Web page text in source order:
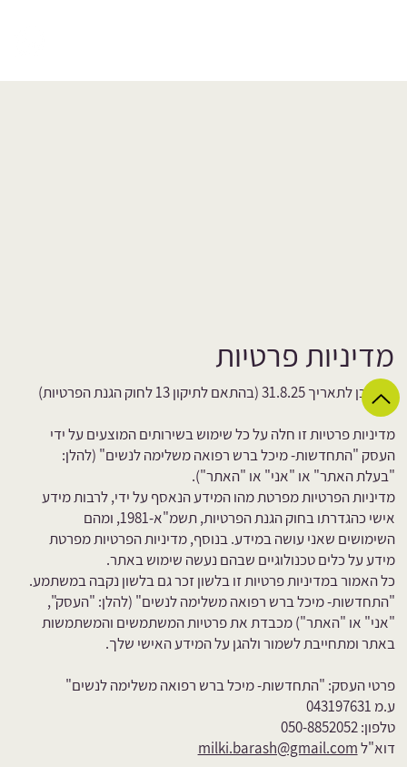
מדיניות פרטיות
מעודכן לתאריך 31.8.25 (בהתאם לתיקון 13 לחוק הגנת הפרטיות)
מדיניות פרטיות זו חלה על כל שימוש בשירותים המוצעים על ידי
העסק "התחדשות- מיכל ברש רפואה משלימה לנשים" (להלן:
"בעלת האתר" או "אני" או "האתר").
מדיניות הפרטיות מפרטת מהו המידע הנאסף על ידי, לרבות מידע
אישי כהגדרתו בחוק הגנת הפרטיות, תשמ"א-1981, ומהם
השימושים שאני עושה במידע. בנוסף, מדיניות הפרטיות מפרטת
מידע על כלים טכנולוגיים שבהם נעשה שימוש באתר.
כל האמור במדיניות פרטיות זו בלשון זכר גם בלשון נקבה במשתמע.
"התחדשות- מיכל ברש רפואה משלימה לנשים" (להלן: "העסק",
"אני" או "האתר") מכבדת את פרטיות המשתמשים והמשתמשות
באתר ומתחייבת לשמור ולהגן על המידע האישי שלך.
פרטי העסק: "התחדשות- מיכל ברש רפואה משלימה לנשים"
ע.מ 043197631
טלפון: 050-8852052
דוא"לmilki.barash@gmail.com